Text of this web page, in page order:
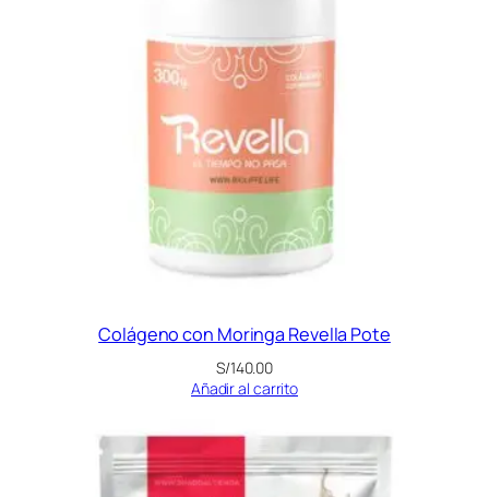
Colágeno con Moringa Revella Pote
S/140.00
Añadir al carrito